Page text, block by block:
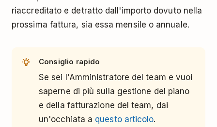
riaccreditato e detratto dall'importo dovuto nella
prossima fattura, sia essa mensile o annuale.
Consiglio rapido
Se sei l'Amministratore del team e vuoi
saperne di più sulla gestione del piano
e della fatturazione del team, dai
un'occhiata a questo articolo.